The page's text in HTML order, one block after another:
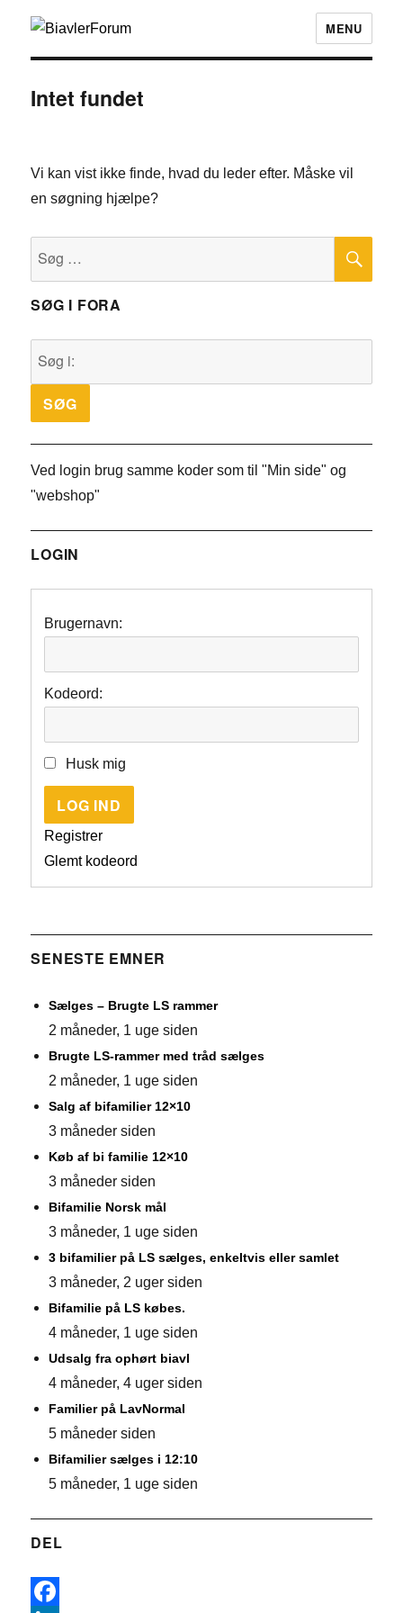
MENU
Intet fundet
Vi kan vist ikke finde, hvad du leder efter. Måske vil
en søgning hjælpe?
SØG I FORA
Ved login brug samme koder som til "Min side" og
"webshop"
LOGIN
Brugernavn:
Kodeord:
Husk mig
LOG IND
Registrer
Glemt kodeord
SENESTE EMNER
Sælges – Brugte LS rammer
2 måneder, 1 uge siden
Brugte LS-rammer med tråd sælges
2 måneder, 1 uge siden
Salg af bifamilier 12×10
3 måneder siden
Køb af bi familie 12×10
3 måneder siden
Bifamilie Norsk mål
3 måneder, 1 uge siden
3 bifamilier på LS sælges, enkeltvis eller samlet
3 måneder, 2 uger siden
Bifamilie på LS købes.
4 måneder, 1 uge siden
Udsalg fra ophørt biavl
4 måneder, 4 uger siden
Familier på LavNormal
5 måneder siden
Bifamilier sælges i 12:10
5 måneder, 1 uge siden
DEL